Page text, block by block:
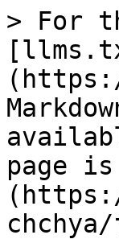
> For
page